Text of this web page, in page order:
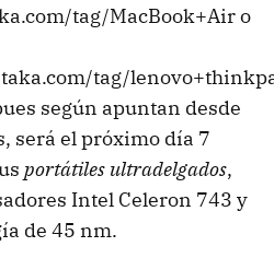
tag/MacBook+Air o
tag/
según apuntan desde
será el próximo día 7
portátiles ultradelgados,
Intel Celeron 743 y
de 45 nm.